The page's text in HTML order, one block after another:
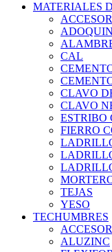
MATERIALES
ADOQUIN
CAL
CLAVO
CLAVO
ESTRIBO
FIERRO
TEJAS
YESO
TECHUMBRES
ALUZINC